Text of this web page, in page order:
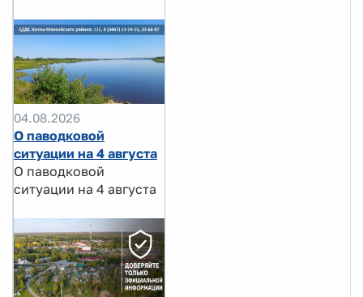
04.08.2026
О паводковой
ситуации на 4 августа
О паводковой
ситуации на 4 августа